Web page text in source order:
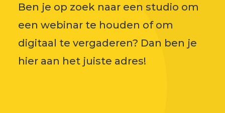
Ben je op zoek naar een studio om
een webinar te houden of om
digitaal te vergaderen? Dan ben je
hier aan het juiste adres!